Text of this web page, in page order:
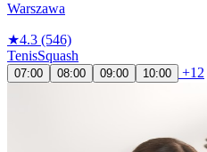
Warszawa
★4.3 (546)
TenisSquash
07:00 08:00 09:00 10:00 +12